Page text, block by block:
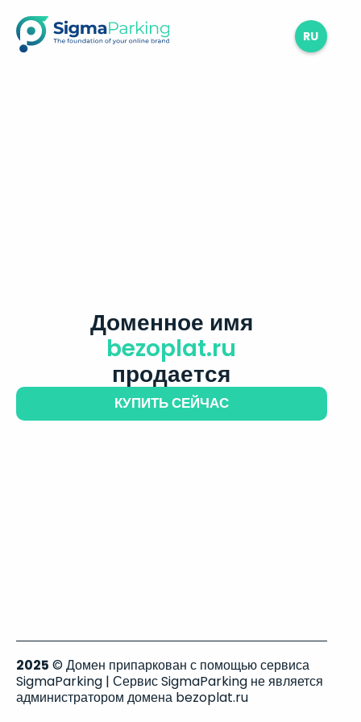
RU
Доменное имя
bezoplat.ru
продается
КУПИТЬ СЕЙЧАС
2025 © Домен припаркован с помощью сервиса
SigmaParking | Сервис SigmaParking не является
администратором домена bezoplat.ru